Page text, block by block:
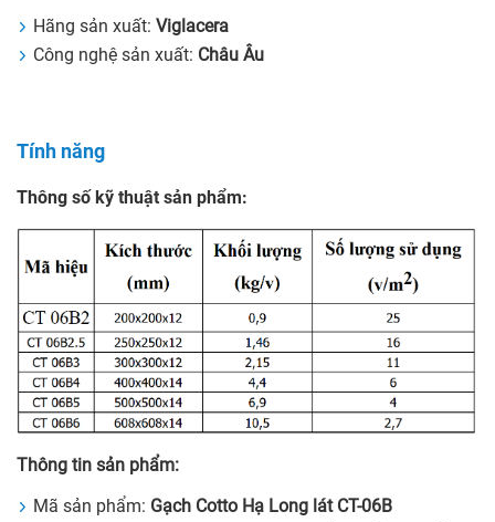
Hãng sản xuất: Viglacera
Công nghệ sản xuất: Châu Âu
Tính năng
Thông số kỹ thuật sản phẩm:
Thông tin sản phẩm:
Mã sản phẩm: Gạch Cotto Hạ Long lát CT-06B